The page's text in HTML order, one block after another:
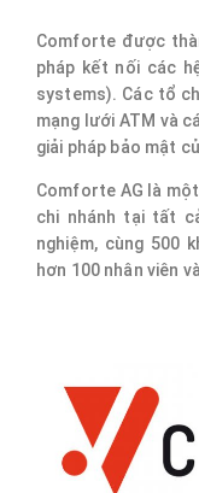
Comforte được
pháp kết nối các
systems). Các tổ
mạng lưới ATM và
giải pháp bảo mật
Comforte AG là
chi nhánh tại tất
nghiệm, cùng 500
hơn 100 nhân viên